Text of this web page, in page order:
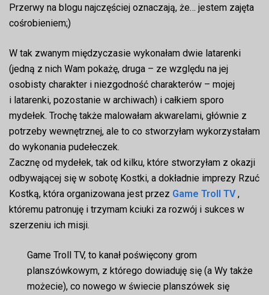
Przerwy na blogu najczęściej oznaczają, że… jestem zajęta
cośrobieniem;)
W tak zwanym międzyczasie wykonałam dwie latarenki
(jedną z nich Wam pokażę, druga – ze względu na jej
osobisty charakter i niezgodność charakterów – mojej
i latarenki, pozostanie w archiwach) i całkiem sporo
mydełek. Trochę także malowałam akwarelami, głównie z
potrzeby wewnętrznej, ale to co stworzyłam wykorzystałam
do wykonania pudełeczek.
Zacznę od mydełek, tak od kilku, które stworzyłam z okazji
odbywającej się w sobotę Kostki, a dokładnie imprezy Rzuć
Kostką, która organizowana jest przez Game Troll TV ,
któremu patronuję i trzymam kciuki za rozwój i sukces w
szerzeniu ich misji.
Game Troll TV, to kanał poświęcony grom
planszówkowym, z którego dowiaduję się (a Wy także
możecie), co nowego w świecie planszówek się